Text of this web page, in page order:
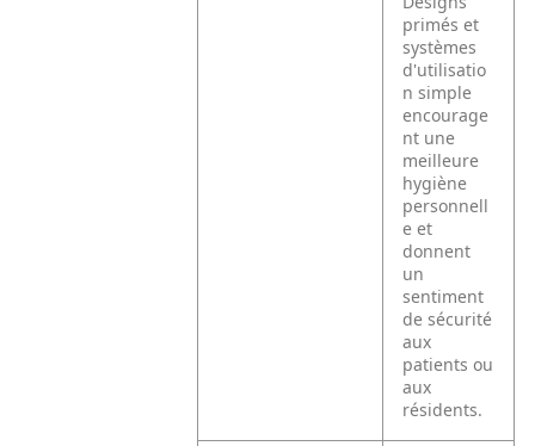
primés et
systèmes
d'utilisatio
n simple
encourage
nt une
meilleure
hygiène
personnell
e et
donnent
un
sentiment
de sécurité
aux
patients ou
aux
résidents.